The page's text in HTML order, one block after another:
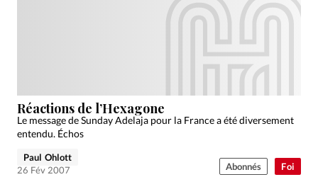
Foi
Réactions de l’Hexagone
Le message de Sunday Adelaja pour la France a été diversement
entendu. Échos
Paul Ohlott
26 Fév 2007
Abonnés